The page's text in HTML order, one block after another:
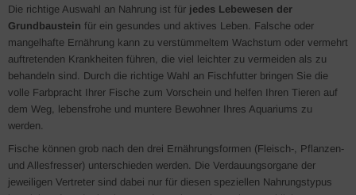
Die richtige Auswahl an Nahrung ist für jedes Lebewesen der
Grundbaustein für ein gesundes und aktives Leben. Falsche oder
mangelhafte Ernährung kann zu verstümmeltem Wachstum oder vermehrt
auftretenden Krankheiten führen, die viel leichter zu vermeiden als zu
behandeln sind. Durch die richtige Wahl an Fischfutter bringen Sie die
volle Farbpracht Ihrer Fische zum Vorschein und helfen Ihren Tieren auf
dem Weg, lebensfrohe und muntere Bewohner Ihres Aquariums zu
werden.
Fische können grob nach den drei Ernährungsformen (Fleisch-, Pflanzen-
und Allesfresser) unterschieden werden. Die Verdauungsorgane der
jeweiligen Vertreter sind dabei nur für diesen speziellen Nahrungstypus